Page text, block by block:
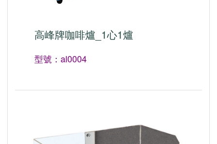
高峰牌咖啡爐_1心1爐
型號：al0004